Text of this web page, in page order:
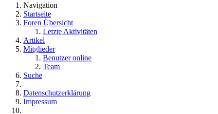
Navigation
Startseite
Foren Übersicht
Letzte Aktivitäten
Artikel
Mitglieder
Benutzer online
Team
Suche
Datenschutzerklärung
Impressum